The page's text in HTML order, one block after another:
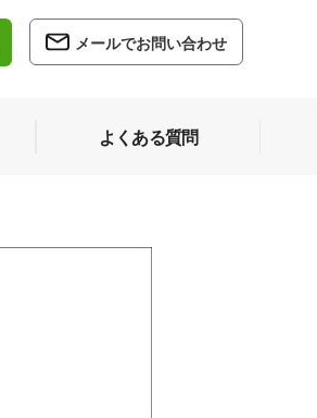
メールでお問い合わせ
よくある質問